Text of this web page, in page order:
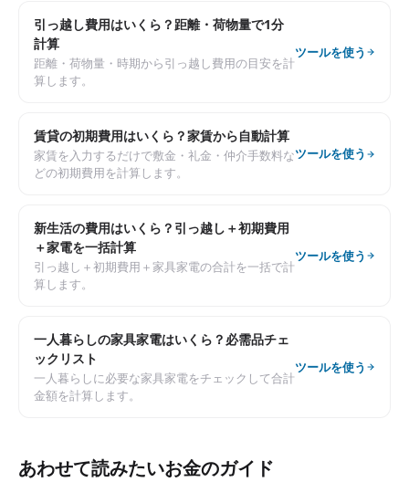
引っ越し費用はいくら？距離・荷物量で1分
計算
距離・荷物量・時期から引っ越し費用の目安を計
算します。
ツールを使う
賃貸の初期費用はいくら？家賃から自動計算
家賃を入力するだけで敷金・礼金・仲介手数料な
どの初期費用を計算します。
ツールを使う
新生活の費用はいくら？引っ越し＋初期費用
＋家電を一括計算
引っ越し＋初期費用＋家具家電の合計を一括で計
算します。
ツールを使う
一人暮らしの家具家電はいくら？必需品チェ
ックリスト
一人暮らしに必要な家具家電をチェックして合計
金額を計算します。
ツールを使う
あわせて読みたいお金のガイド